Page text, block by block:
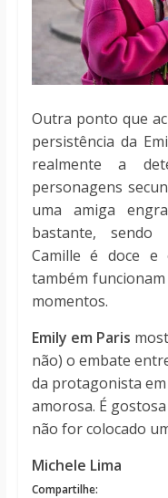
Outra ponto que
persistência da
realmente a
personagens
uma amiga
bastante, sendo
Camille é doce e
também
momentos.
Emily em Paris
não) o embate
da protagonista
amorosa. É
não for colocado
Michele Lima
Compartilhe: